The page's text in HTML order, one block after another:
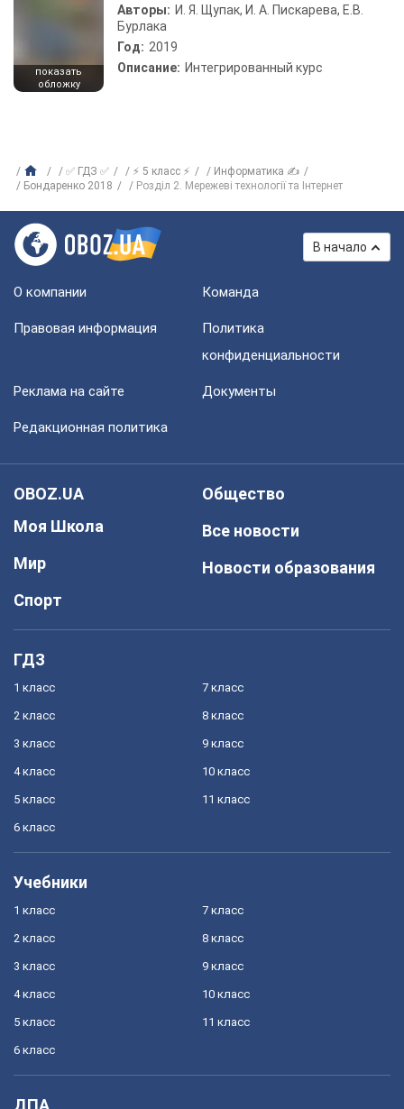
показать
обложку
Авторы: И. Я. Щупак, И. А. Пискарева, Е.В.
Бурлака
Год: 2019
Описание: Интегрированный курс
✅ ГДЗ ✅ ⚡ 5 класс ⚡
Информатика ✍
Бондаренко 2018
Розділ 2. Мережеві технології та Інтернет
В начало
О компании Команда
Правовая информация
Политика
конфиденциальности
Реклама на сайте Документы
Редакционная политика
OBOZ.UA
Моя Школа
Мир
Спорт
Общество
Все новости
Новости образования
ГДЗ
1 класс
2 класс
3 класс
4 класс
5 класс
6 класс
7 класс
8 класс
9 класс
10 класс
11 класс
Учебники
1 класс
2 класс
3 класс
4 класс
5 класс
6 класс
7 класс
8 класс
9 класс
10 класс
11 класс
ДПА